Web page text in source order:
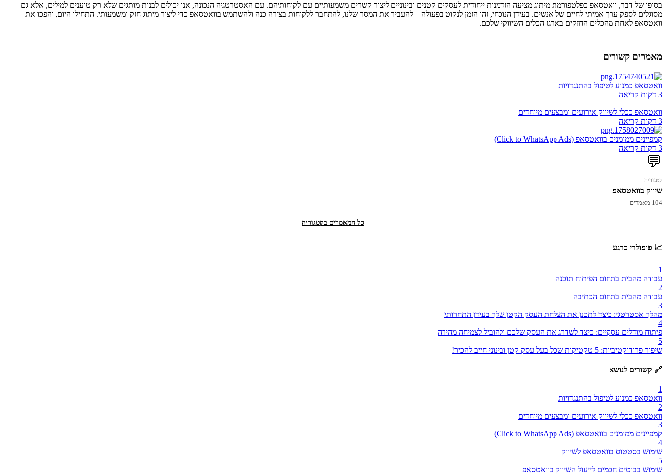
בסופו של דבר, וואטסאפ כפלטפורמת מיתוג מציעה הזדמנות ייחודית לעסקים קטנים ובינוניים ליצור קשרים משמעותיים עם לקוחותיהם. עם האסטרטגיה הנכונה, אנו יכולים לבנות מותגים שלא רק טוענים למילים, אלא גם
מסוגלים לספק ערך אמיתי לחיים של אנשים. בעידן הנוכחי, זהו הזמן לנקוט בפעולה – להעביר את המסר שלנו, להתחבר ללקוחות בצורה כנה ולהשתמש בוואטסאפ כדי ליצור מיתוג חזק ומשמעותי. התחילו היום, והפכו את
וואטסאפ לאחת מהכלים החזקים בארגז הכלים השיווקי שלכם.
מאמרים קשורים
וואטסאפ כמנוע לטיפול בהתנגדויות
3 דקות קריאה
וואטסאפ ככלי לשיווק אירועים ומבצעים מיוחדים
3 דקות קריאה
קמפיינים ממומנים בוואטסאפ (Click to WhatsApp Ads)
3 דקות קריאה
💬
קטגוריה
שיווק בוואטסאפ
104 מאמרים
כל המאמרים בקטגוריה
📈 פופולרי כרגע
1
עבודה מהבית בתחום הפיתוח תוכנה
2
עבודה מהבית בתחום הכתיבה
3
מהלך אסטרטגי: כיצד לתכנן את הצלחת העסק הקטן שלך בעידן התחרותי
4
פיתוח מודלים עסקיים: כיצד לשדרג את העסק שלכם ולהוביל לצמיחה מהירה
5
שיפור פרודוקטיביות: 5 טקטיקות שכל בעל עסק קטן ובינוני חייב להכיר!
🔗 קשורים לנושא
1
וואטסאפ כמנוע לטיפול בהתנגדויות
2
וואטסאפ ככלי לשיווק אירועים ומבצעים מיוחדים
3
קמפיינים ממומנים בוואטסאפ (Click to WhatsApp Ads)
4
שימוש בסטטוס בוואטסאפ לשיווק
5
שימוש בבוטים חכמים לייעול השיווק בוואטסאפ